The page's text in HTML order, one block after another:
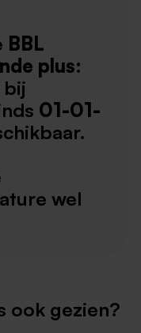
BBL
plus:
bij
01-01-
wel
ook gezien?